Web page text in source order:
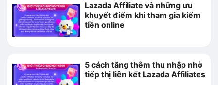
Lazada Affiliate và những ưu
khuyết điểm khi tham gia kiếm
tiền online
5 cách tăng thêm thu nhập nhờ
tiếp thị liên kết Lazada Affiliates